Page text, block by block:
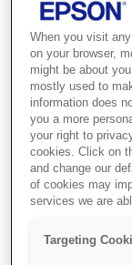
When you visit
on your browser,
might be about
mostly used to
information does
you a more
your right to
cookies. Click on
and change our
of cookies may
services we are
Targeting